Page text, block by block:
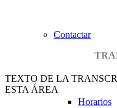
Contactar
Horarios
TEXTO DE LA
ESTA ÁREA